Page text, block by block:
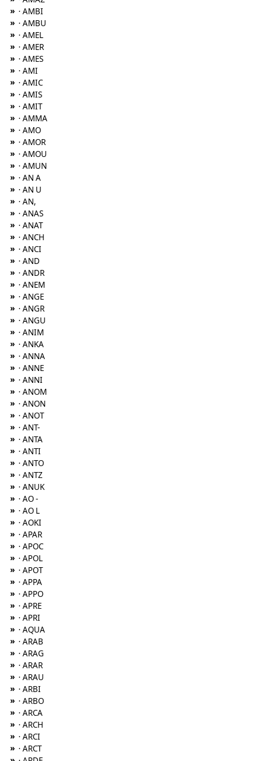
» · AMBI
» · AMBU
» · AMEL
» · AMER
» · AMES
» · AMI
» · AMIC
» · AMIS
» · AMIT
» · AMMA
» · AMO
» · AMOR
» · AMOU
» · AMUN
» · AN A
» · AN U
» · AN,
» · ANAS
» · ANAT
» · ANCH
» · ANCI
» · AND
» · ANDR
» · ANEM
» · ANGE
» · ANGR
» · ANGU
» · ANIM
» · ANKA
» · ANNA
» · ANNE
» · ANNI
» · ANOM
» · ANON
» · ANOT
» · ANT-
» · ANTA
» · ANTI
» · ANTO
» · ANTZ
» · ANUK
» · AO -
» · AO L
» · AOKI
» · APAR
» · APOC
» · APOL
» · APOT
» · APPA
» · APPO
» · APRE
» · APRI
» · AQUA
» · ARAB
» · ARAG
» · ARAR
» · ARAU
» · ARBI
» · ARBO
» · ARCA
» · ARCH
» · ARCI
» · ARCT